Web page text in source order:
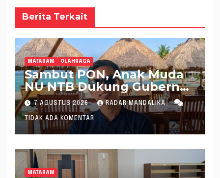
Berita Terkait
MATARAM OLAHRAGA
Sambut PON, Anak Muda
NU NTB Dukung Gubernur
Pimpin KONI NTB
7 AGUSTUS 2026 RADAR MANDALIKA
TIDAK ADA KOMENTAR
MATARAM